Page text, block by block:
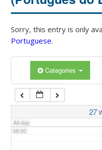
Sorry, this entry is only
Portuguese.
Categories
27
All-day
04:00
05:00
07:00
08:00